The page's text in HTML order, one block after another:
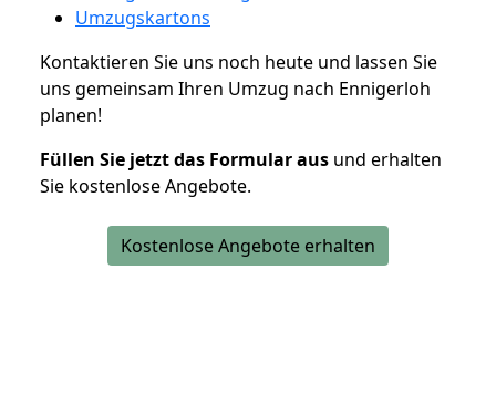
Umzugskartons
Kontaktieren Sie uns noch heute und lassen Sie
uns gemeinsam Ihren Umzug nach Ennigerloh
planen!
Füllen Sie jetzt das Formular aus und erhalten
Sie kostenlose Angebote.
Kostenlose Angebote erhalten